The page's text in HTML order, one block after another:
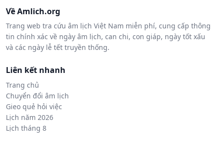
Về Amlich.org
Trang web tra cứu âm lịch Việt Nam miễn phí, cung cấp thông
tin chính xác về ngày âm lịch, can chi, con giáp, ngày tốt xấu
và các ngày lễ tết truyền thống.
Liên kết nhanh
Trang chủ
Chuyển đổi âm lịch
Gieo quẻ hỏi việc
Lịch năm 2026
Lịch tháng 8